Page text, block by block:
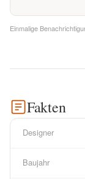
Einmalige
Fakten
Designer
Baujahr